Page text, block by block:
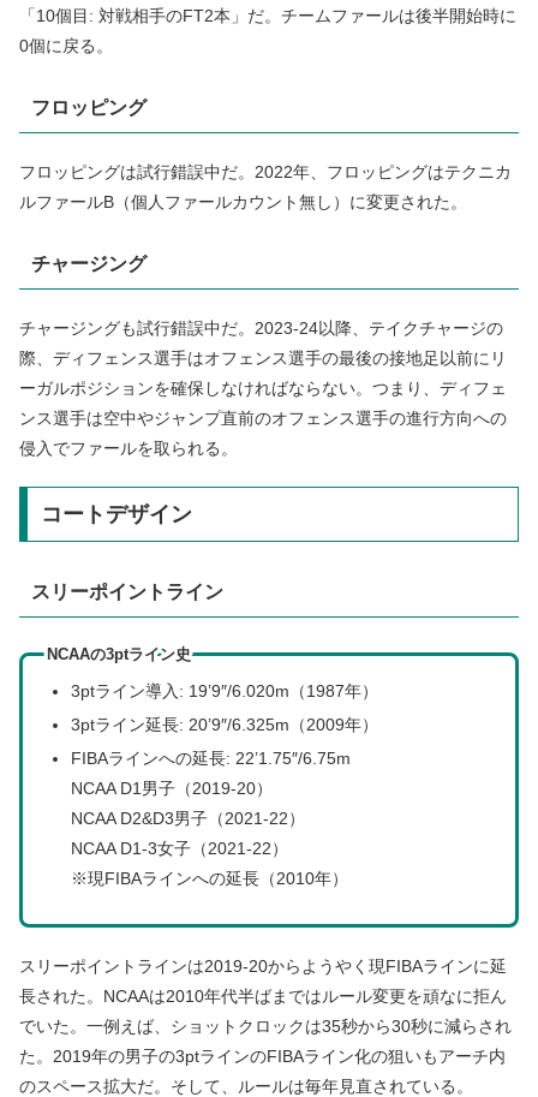
「10個目: 対戦相手のFT2本」だ。チームファールは後半開始時に
0個に戻る。
フロッピング
フロッピングは試行錯誤中だ。2022年、フロッピングはテクニカ
ルファールB（個人ファールカウント無し）に変更された。
チャージング
チャージングも試行錯誤中だ。2023-24以降、テイクチャージの
際、ディフェンス選手はオフェンス選手の最後の接地足以前にリ
ーガルポジションを確保しなければならない。つまり、ディフェ
ンス選手は空中やジャンプ直前のオフェンス選手の進行方向への
侵入でファールを取られる。
コートデザイン
スリーポイントライン
NCAAの3ptライン史
3ptライン導入: 19’9″/6.020m（1987年）
3ptライン延長: 20’9″/6.325m（2009年）
FIBAラインへの延長: 22’1.75″/6.75m
NCAA D1男子（2019-20）
NCAA D2&D3男子（2021-22）
NCAA D1-3女子（2021-22）
※現FIBAラインへの延長（2010年）
スリーポイントラインは2019-20からようやく現FIBAラインに延
長された。NCAAは2010年代半ばまではルール変更を頑なに拒ん
でいた。一例えば、ショットクロックは35秒から30秒に減らされ
た。2019年の男子の3ptラインのFIBAライン化の狙いもアーチ内
のスペース拡大だ。そして、ルールは毎年見直されている。